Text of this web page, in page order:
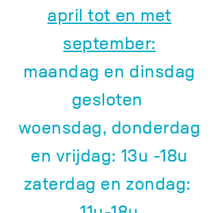
april tot en met
september:
maandag en dinsdag
gesloten
woensdag, donderdag
en vrijdag: 13u -18u
zaterdag en zondag: